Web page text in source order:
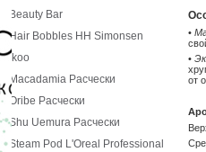
•
•
от
Beauty Bar
Hair Bobbles HH Simonsen
Ikoo
Macadamia Расчески
Oribe Расчески
Shu Uemura Расчески
Steam Pod L'Oreal Professional